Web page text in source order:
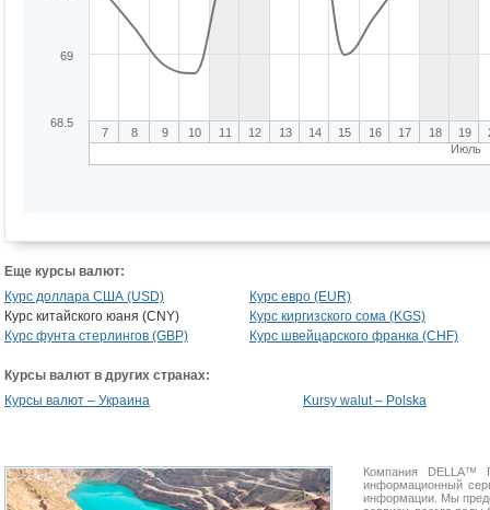
7 8 9 10 11 12 13 14 15 16 17 18 19
Июль
68.5
69
Еще курсы валют:
Курс доллара США (USD)
Курс евро (EUR)
Курс китайского юаня (CNY)
Курс киргизского сома (KGS)
Курс фунта стерлингов (GBP)
Курс швейцарского франка (CHF)
Курсы валют в других странах:
Курсы валют – Украина
Kursy walut – Polska
Компания DELLA™
информационный
информации. Мы